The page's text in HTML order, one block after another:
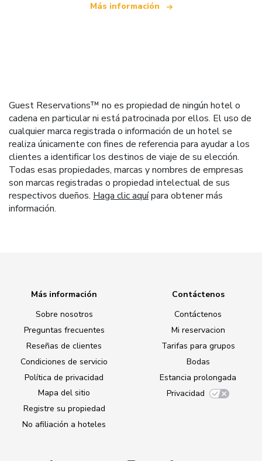
Más información
Guest Reservations™ no es propiedad de ningún hotel o
cadena en particular ni está patrocinada por ellos. El uso de
cualquier marca registrada o información de un hotel se
realiza únicamente con fines de referencia para ayudar a los
clientes a identificar los destinos de viaje de su elección.
Todas esas propiedades, marcas y nombres de empresas
son marcas registradas o propiedad intelectual de sus
respectivos dueños. Haga clic aquípara obtener más
información.
Más información
Sobre nosotros
Preguntas frecuentes
Reseñas de clientes
Condiciones de servicio
Política de privacidad
Mapa del sitio
Registre su propiedad
No afiliación a hoteles
Contáctenos
Contáctenos
Mi reservacion
Tarifas para grupos
Bodas
Estancia prolongada
Privacidad